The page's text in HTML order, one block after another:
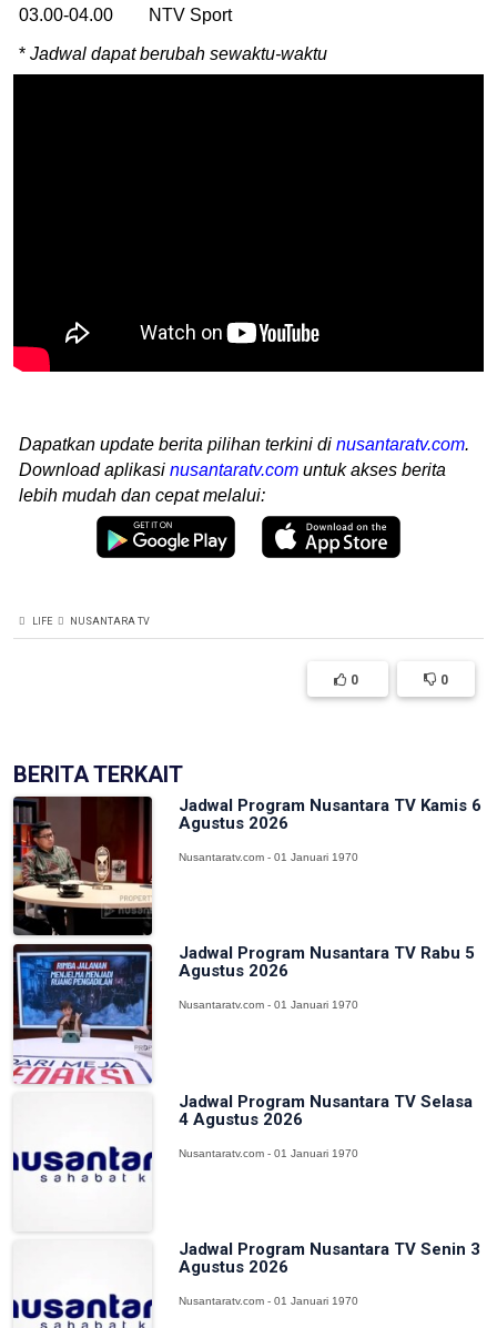
03.00-04.00 NTV Sport
* Jadwal dapat berubah sewaktu-waktu
Dapatkan update berita pilihan terkini di nusantaratv.com.
Download aplikasi nusantaratv.com untuk akses berita
lebih mudah dan cepat melalui:
LIFE NUSANTARA TV
0 0
BERITA TERKAIT
Jadwal Program Nusantara TV Kamis 6
Agustus 2026
Nusantaratv.com - 01 Januari 1970
Jadwal Program Nusantara TV Rabu 5
Agustus 2026
Nusantaratv.com - 01 Januari 1970
Jadwal Program Nusantara TV Selasa
4 Agustus 2026
Nusantaratv.com - 01 Januari 1970
Jadwal Program Nusantara TV Senin 3
Agustus 2026
Nusantaratv.com - 01 Januari 1970